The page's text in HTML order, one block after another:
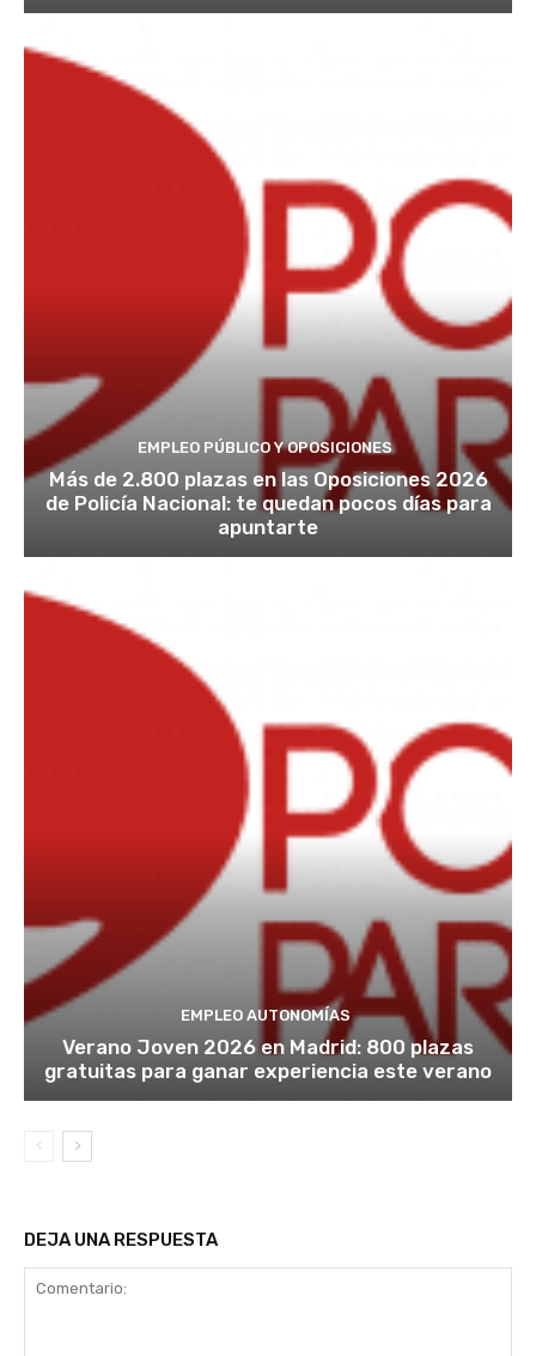
EMPLEO PÚBLICO Y OPOSICIONES
Más de 2.800 plazas en las Oposiciones 2026
de Policía Nacional: te quedan pocos días para
apuntarte
EMPLEO AUTONOMÍAS
Verano Joven 2026 en Madrid: 800 plazas
gratuitas para ganar experiencia este verano
DEJA UNA RESPUESTA